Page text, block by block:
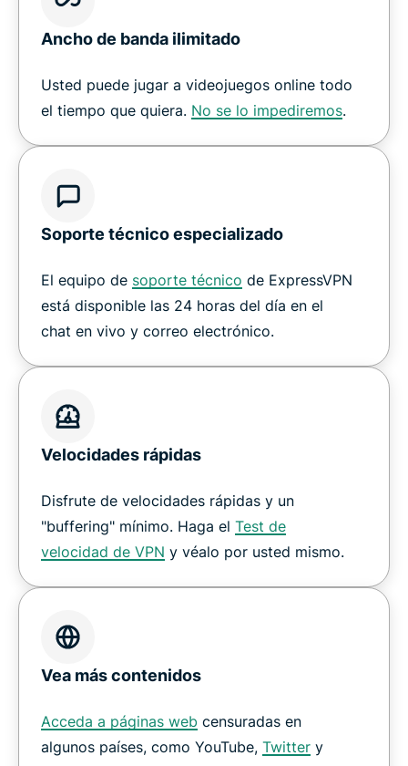
Ancho de banda ilimitado
Usted puede jugar a videojuegos online todo
el tiempo que quiera. No se lo impediremos.
Soporte técnico especializado
El equipo de soporte técnico de ExpressVPN
está disponible las 24 horas del día en el
chat en vivo y correo electrónico.
Velocidades rápidas
Disfrute de velocidades rápidas y un
"buffering" mínimo. Haga el Test de
velocidad de VPN y véalo por usted mismo.
Vea más contenidos
Acceda a páginas web censuradas en
algunos países, como YouTube, Twitter y